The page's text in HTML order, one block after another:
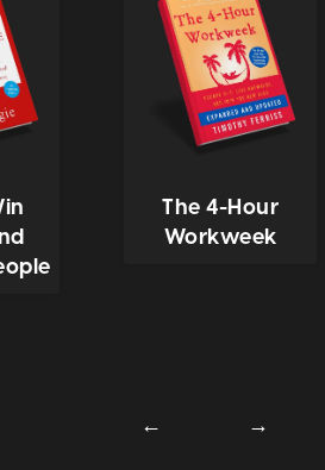
The 4-Hour
Workweek
→
←